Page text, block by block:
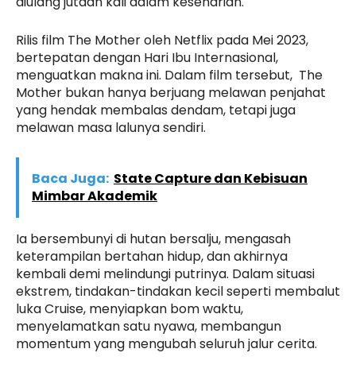
Rilis film The Mother oleh Netflix pada Mei 2023,
bertepatan dengan Hari Ibu Internasional,
menguatkan makna ini. Dalam film tersebut, The
Mother bukan hanya berjuang melawan penjahat
yang hendak membalas dendam, tetapi juga
melawan masa lalunya sendiri.
Baca Juga: State Capture dan Kebisuan
Mimbar Akademik
Ia bersembunyi di hutan bersalju, mengasah
keterampilan bertahan hidup, dan akhirnya
kembali demi melindungi putrinya. Dalam situasi
ekstrem, tindakan-tindakan kecil seperti membalut
luka Cruise, menyiapkan bom waktu,
menyelamatkan satu nyawa, membangun
momentum yang mengubah seluruh jalur cerita.